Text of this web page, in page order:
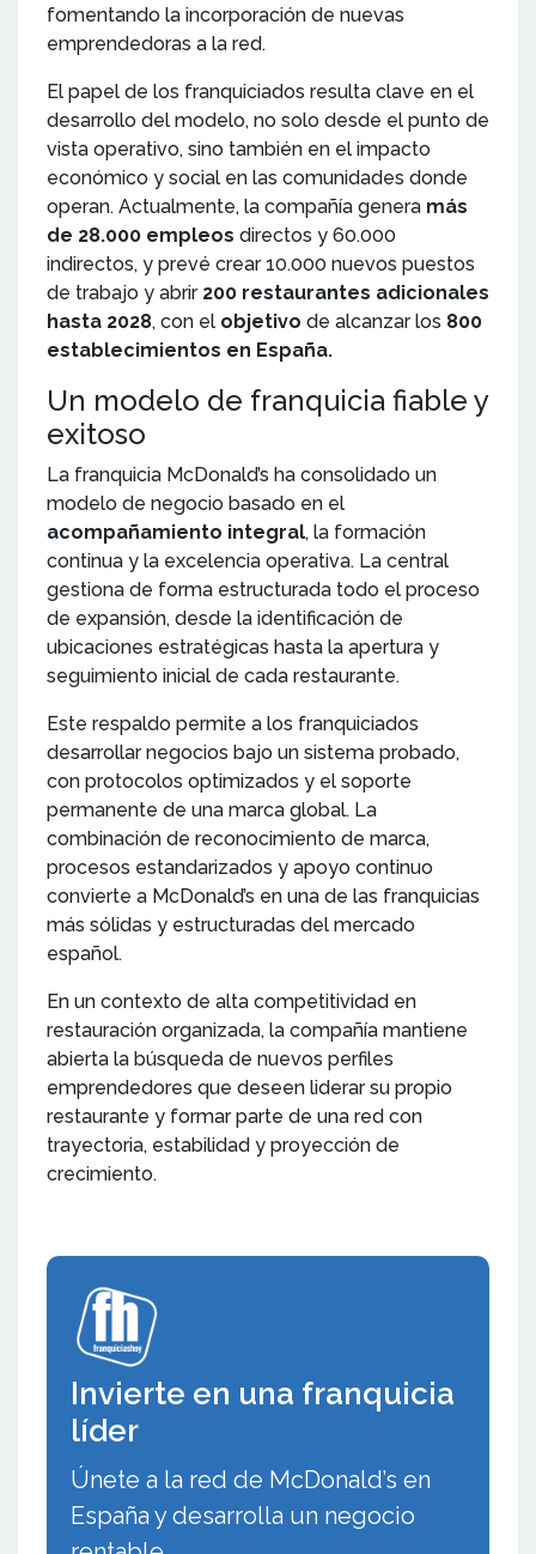
fomentando la incorporación de nuevas
emprendedoras a la red.
El papel de los franquiciados resulta clave en el
desarrollo del modelo, no solo desde el punto de
vista operativo, sino también en el impacto
económico y social en las comunidades donde
operan. Actualmente, la compañía genera más
de 28.000 empleos directos y 60.000
indirectos, y prevé crear 10.000 nuevos puestos
de trabajo y abrir 200 restaurantes adicionales
hasta 2028, con el objetivo de alcanzar los 800
establecimientos en España.
Un modelo de franquicia fiable y
exitoso
La franquicia McDonald’s ha consolidado un
modelo de negocio basado en el
acompañamiento integral, la formación
continua y la excelencia operativa. La central
gestiona de forma estructurada todo el proceso
de expansión, desde la identificación de
ubicaciones estratégicas hasta la apertura y
seguimiento inicial de cada restaurante.
Este respaldo permite a los franquiciados
desarrollar negocios bajo un sistema probado,
con protocolos optimizados y el soporte
permanente de una marca global. La
combinación de reconocimiento de marca,
procesos estandarizados y apoyo continuo
convierte a McDonald’s en una de las franquicias
más sólidas y estructuradas del mercado
español.
En un contexto de alta competitividad en
restauración organizada, la compañía mantiene
abierta la búsqueda de nuevos perfiles
emprendedores que deseen liderar su propio
restaurante y formar parte de una red con
trayectoria, estabilidad y proyección de
crecimiento.
Invierte en una franquicia
líder
Únete a la red de McDonald’s en
España y desarrolla un negocio